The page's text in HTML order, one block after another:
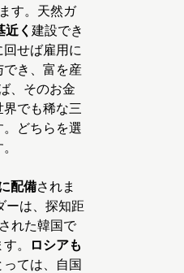
す。天然ガ
く 建設でき
回せば雇用に
でき、富を産
、そのお金
でも稀な三
どちらを選
配備されま
ーは、探知距
れた韓国で
。
ロシアも
ては、自国